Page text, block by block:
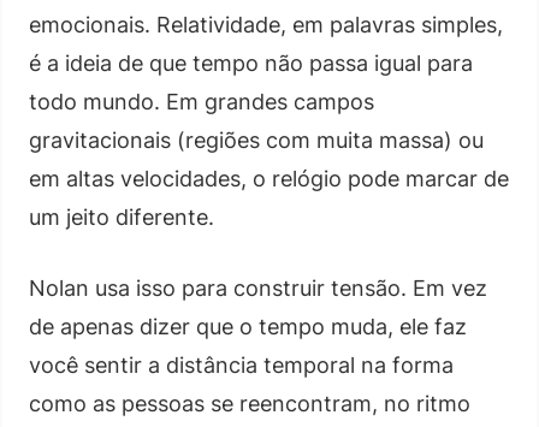
emocionais. Relatividade, em palavras simples,
é a ideia de que tempo não passa igual para
todo mundo. Em grandes campos
gravitacionais (regiões com muita massa) ou
em altas velocidades, o relógio pode marcar de
um jeito diferente.
Nolan usa isso para construir tensão. Em vez
de apenas dizer que o tempo muda, ele faz
você sentir a distância temporal na forma
como as pessoas se reencontram, no ritmo